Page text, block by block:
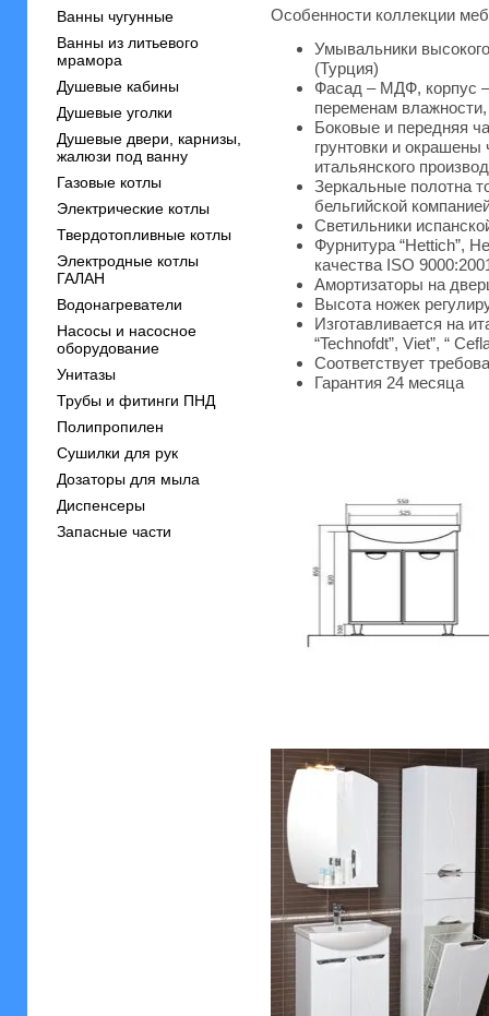
Ванны чугунные
Ванны из литьевого
мрамора
Душевые кабины
Душевые уголки
Душевые двери, карнизы,
жалюзи под ванну
Газовые котлы
Электрические котлы
Твердотопливные котлы
Электродные котлы
ГАЛАН
Водонагреватели
Насосы и насосное
оборудование
Унитазы
Трубы и фитинги ПНД
Полипропилен
Сушилки для рук
Дозаторы для мыла
Диспенсеры
Запасные части
Особенности коллекции
Умывальники высокого
(Турция)
Фасад – МДФ, корпус
переменам
Боковые и передняя
грунтовки и окрашены
итальянского
Зеркальные полотна
бельгийской
Светильники
Фурнитура “Hettich”,
качества ISO
Амортизаторы на
Высота ножек
Изготавливается на
“Technofdt”, Viet”, “
Соответствует
Гарантия 24 месяца